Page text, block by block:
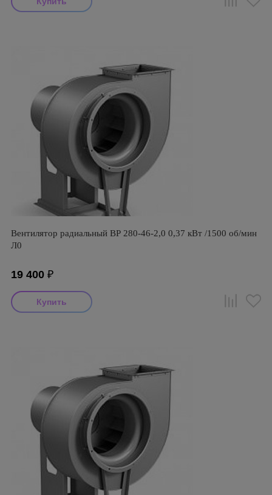
Вентилятор радиальный ВР 280-46-2,0 0,37 кВт /1500 об/мин
Л0
19 400 ₽